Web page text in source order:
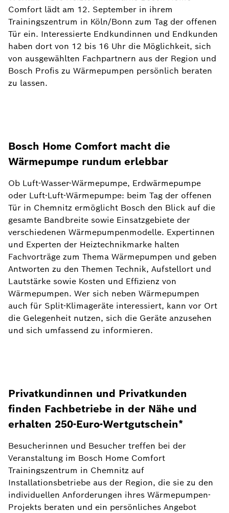
Comfort lädt am 12. September in ihrem
Trainingszentrum in Köln/Bonn zum Tag der offenen
Tür ein. Interessierte Endkundinnen und Endkunden
haben dort von 12 bis 16 Uhr die Möglichkeit, sich
von ausgewählten Fachpartnern aus der Region und
Bosch Profis zu Wärmepumpen persönlich beraten
zu lassen.
Bosch Home Comfort macht die
Wärmepumpe rundum erlebbar
Ob Luft-Wasser-Wärmepumpe, Erdwärmepumpe
oder Luft-Luft-Wärmepumpe: beim Tag der offenen
Tür in Chemnitz ermöglicht Bosch den Blick auf die
gesamte Bandbreite sowie Einsatzgebiete der
verschiedenen Wärmepumpenmodelle. Expertinnen
und Experten der Heiztechnikmarke halten
Fachvorträge zum Thema Wärmepumpen und geben
Antworten zu den Themen Technik, Aufstellort und
Lautstärke sowie Kosten und Effizienz von
Wärmepumpen. Wer sich neben Wärmepumpen
auch für Split-Klimageräte interessiert, kann vor Ort
die Gelegenheit nutzen, sich die Geräte anzusehen
und sich umfassend zu informieren.
Privatkundinnen und Privatkunden
finden Fachbetriebe in der Nähe und
erhalten 250-Euro-Wertgutschein*
Besucherinnen und Besucher treffen bei der
Veranstaltung im Bosch Home Comfort
Trainingszentrum in Chemnitz auf
Installationsbetriebe aus der Region, die sie zu den
individuellen Anforderungen ihres Wärmepumpen-
Projekts beraten und ein persönliches Angebot